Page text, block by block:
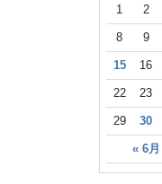
« 6月
1 2
8 9
15 16
22 23
29 30